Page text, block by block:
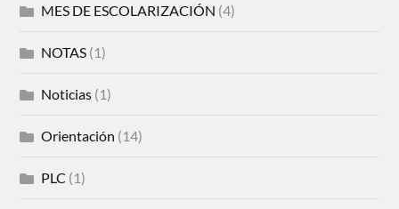
MES DE ESCOLARIZACIÓN (4)
NOTAS (1)
Noticias (1)
Orientación (14)
PLC (1)